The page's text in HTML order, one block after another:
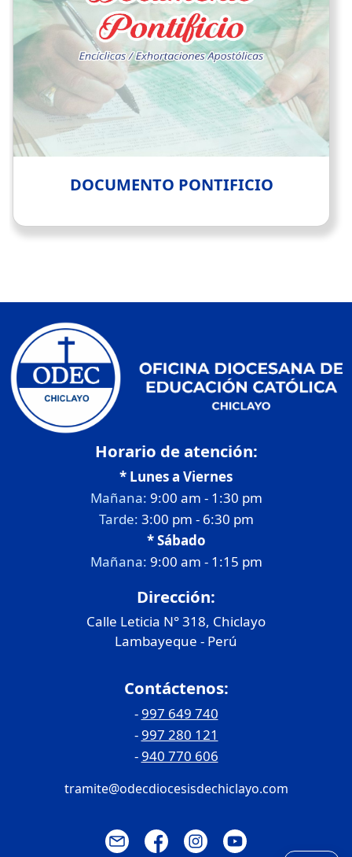
DOCUMENTO PONTIFICIO
Horario de atención:
* Lunes a Viernes
Mañana: 9:00 am - 1:30 pm
Tarde: 3:00 pm - 6:30 pm
* Sábado
Mañana: 9:00 am - 1:15 pm
Dirección:
Calle Leticia N° 318, Chiclayo
Lambayeque - Perú
Contáctenos:
-997 649 740
-997 280 121
-940 770 606
tramite@odecdiocesisdechiclayo.com